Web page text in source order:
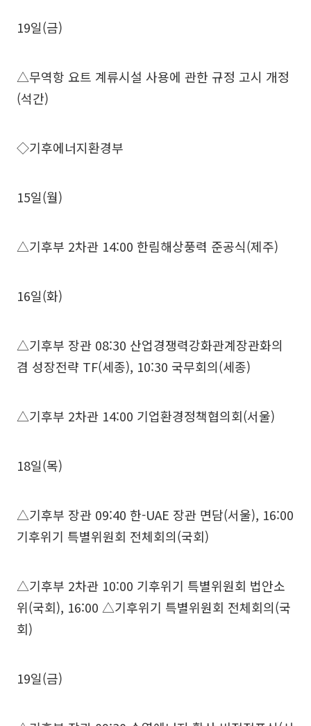
19일(금)
△무역항 요트 계류시설 사용에 관한 규정 고시 개정
(석간)
◇기후에너지환경부
15일(월)
△기후부 2차관 14:00 한림해상풍력 준공식(제주)
16일(화)
△기후부 장관 08:30 산업경쟁력강화관계장관화의
겸 성장전략 TF(세종), 10:30 국무회의(세종)
△기후부 2차관 14:00 기업환경정책협의회(서울)
18일(목)
△기후부 장관 09:40 한-UAE 장관 면담(서울), 16:00
기후위기 특별위원회 전체회의(국회)
△기후부 2차관 10:00 기후위기 특별위원회 법안소
위(국회), 16:00 △기후위기 특별위원회 전체회의(국
회)
19일(금)